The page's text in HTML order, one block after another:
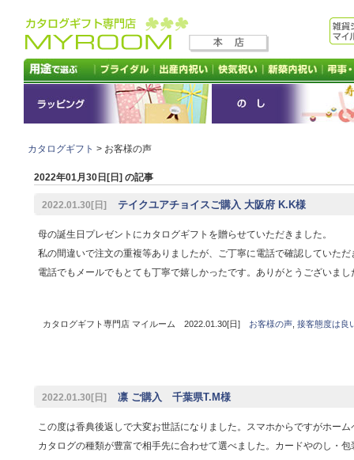
カタログギフト > お客様の声
2022年01月30日[日] の記事
2022.01.30[日] テイクユアチョイスご購入 大阪府 K.K様
母の誕生日プレゼントにカタログギフトを贈らせていただきました。
私の間違いで注文の重複等ありましたが、ご丁寧に電話で確認していた
電話でもメールでもとても丁寧で嬉しかったです。ありがとうございまし
カタログギフト専門店 マイルーム 2022.01.30[日] お客様の声, 接客態度は良
2022.01.30[日] 凛 ご購入 千葉県T.M様
この度は香典後返しで大変お世話になりました。スマホからですがホー
カタログの種類が豊富で相手先に合わせて選べました。カードやのし・